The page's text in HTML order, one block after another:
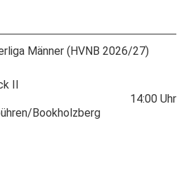
Männer (HVNB 2026/27)
II
Bookholzberg
14:00 Uhr